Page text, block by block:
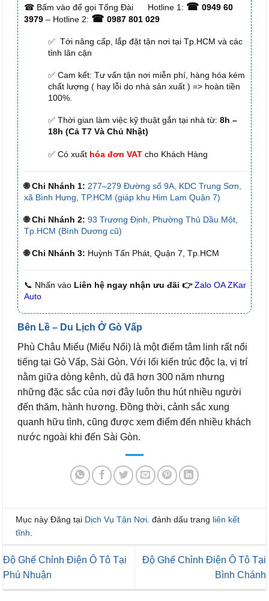
☎ Bấm vào để gọi Tổng Đài Hotline 1: ☎ 0949 60
3979 – Hotline 2: ☎ 0987 801 029
✅ Tới nâng cấp, lắp đặt tận nơi tại Tp.HCM và các
tỉnh lân cận
✅ Cam kết: Tư vấn tận nơi miễn phí, hàng hóa kém
chất lượng ( hay lỗi do nhà sản xuất ) => hoàn tiền
100%.
✅ Thời gian làm việc kỹ thuật gắn tại nhà từ: 8h –
18h (Cả T7 Và Chủ Nhật)
✅ Có xuất hóa đơn VAT cho Khách Hàng
🌐 Chi Nhánh 1: 277–279 Đường số 9A, KDC Trung Sơn,
xã Bình Hưng, TP.HCM (giáp khu Him Lam Quận 7)
🌐 Chi Nhánh 2: 93 Trương Định, Phường Thủ Dầu Một,
Tp.HCM (Bình Dương cũ)
🌐 Chi Nhánh 3: Huỳnh Tấn Phát, Quận 7, Tp.HCM
📞 Nhấn vào Liên hệ ngay nhận ưu đãi 👉 Zalo OA ZKar
Auto
Bên Lề – Du Lịch Ở Gò Vấp
Phù Châu Miếu (Miếu Nổi) là một điểm tâm linh rất nổi
tiếng tại Gò Vấp, Sài Gòn. Với lối kiến trúc độc lạ, vị trí
nằm giữa dòng kênh, dù đã hơn 300 năm nhưng
những đặc sắc của nơi đây luôn thu hút nhiều người
đến thăm, hành hương. Đồng thời, cảnh sắc xung
quanh hữu tình, cũng được xem điểm đến nhiều khách
nước ngoài khi đến Sài Gòn.
Mục này Đăng tại Dịch Vụ Tận Nơi . đánh dấu trang liên kết
tĩnh
Độ Ghế Chỉnh Điện Ô Tô Tại
Phú Nhuận
Độ Ghế Chỉnh Điện Ô Tô Tại
Bình Chánh